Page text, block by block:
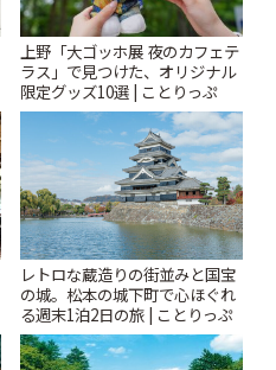
上野「大ゴッホ展 夜のカフェテ
ラス」で見つけた、オリジナル
限定グッズ10選 | ことりっぷ
レトロな蔵造りの街並みと国宝
の城。松本の城下町で心ほぐれ
る週末1泊2日の旅 | ことりっぷ